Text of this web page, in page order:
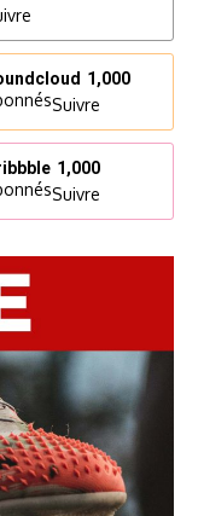
1,000
Suivre
1,000
Suivre